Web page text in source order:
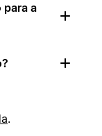
para a
.